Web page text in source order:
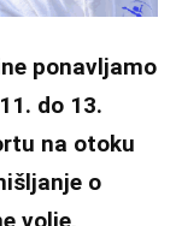
ponavljamo
do 13.
na otoku
o
volje,